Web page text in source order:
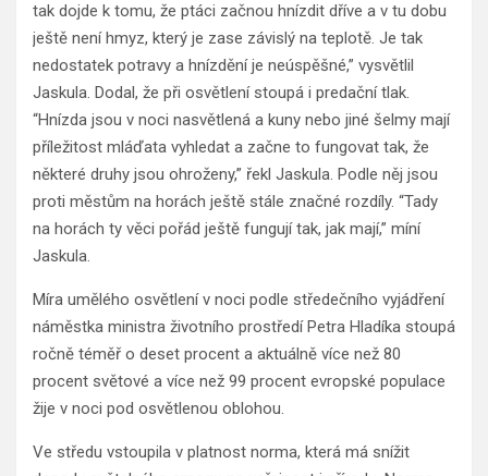
tak dojde k tomu, že ptáci začnou hnízdit dříve a v tu dobu
ještě není hmyz, který je zase závislý na teplotě. Je tak
nedostatek potravy a hnízdění je neúspěšné,” vysvětlil
Jaskula. Dodal, že při osvětlení stoupá i predační tlak.
“Hnízda jsou v noci nasvětlená a kuny nebo jiné šelmy mají
příležitost mláďata vyhledat a začne to fungovat tak, že
některé druhy jsou ohroženy,” řekl Jaskula. Podle něj jsou
proti městům na horách ještě stále značné rozdíly. “Tady
na horách ty věci pořád ještě fungují tak, jak mají,” míní
Jaskula.
Míra umělého osvětlení v noci podle středečního vyjádření
náměstka ministra životního prostředí Petra Hladíka stoupá
ročně téměř o deset procent a aktuálně více než 80
procent světové a více než 99 procent evropské populace
žije v noci pod osvětlenou oblohou.
Ve středu vstoupila v platnost norma, která má snížit